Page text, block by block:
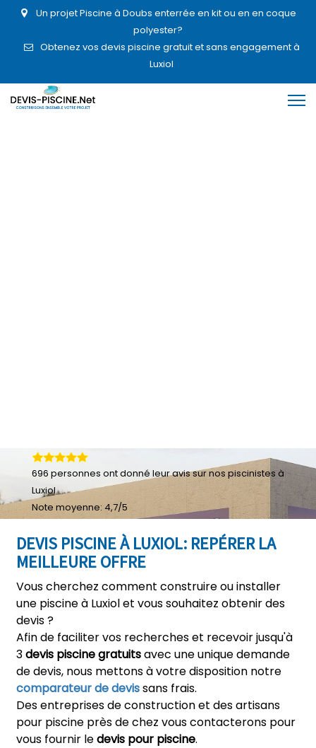
Un projet Piscine à Doubs enterrée en kit ou en en coque
polyester?
Obtenez vos devis piscine gratuit et sans engagement à
Luxiol
DEVIS PISCINE À LUXIOL: REPÉRER LA
MEILLEURE OFFRE
Vous cherchez comment construire ou installer
une piscine à Luxiol et vous souhaitez obtenir des
devis ?
Afin de faciliter vos recherches et recevoir jusqu'à
3devis piscine gratuitsavec une unique demande
de devis, nous mettons à votre disposition notre
comparateur de devissans frais.
Des entreprises de construction et des artisans
pour piscine près de chez vous contacterons pour
vous fournir ledevis pour piscine.
696 personnes ont donné leuravis sur nos piscinistes à
Luxiol
Note moyenne: 4,7/5